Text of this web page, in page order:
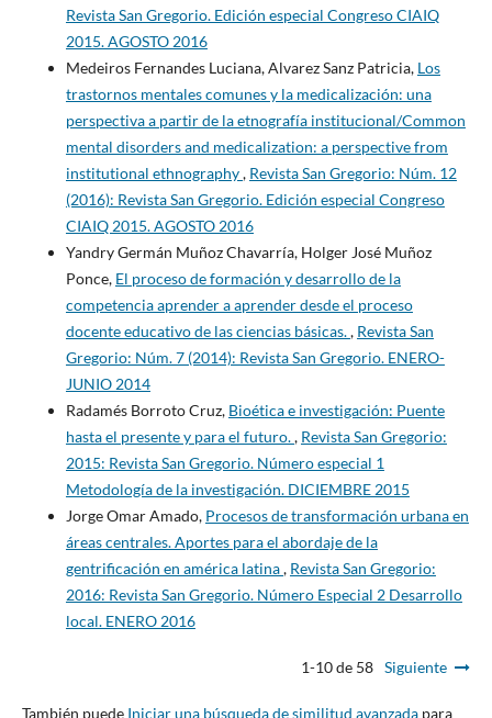
Revista San Gregorio. Edición especial Congreso CIAIQ
2015. AGOSTO 2016
Medeiros Fernandes Luciana, Alvarez Sanz Patricia, Los
trastornos mentales comunes y la medicalización: una
perspectiva a partir de la etnografía institucional/Common
mental disorders and medicalization: a perspective from
institutional ethnography, Revista San Gregorio: Núm. 12
(2016): Revista San Gregorio. Edición especial Congreso
CIAIQ 2015. AGOSTO 2016
Yandry Germán Muñoz Chavarría, Holger José Muñoz
Ponce, El proceso de formación y desarrollo de la
competencia aprender a aprender desde el proceso
docente educativo de las ciencias básicas., Revista San
Gregorio: Núm. 7 (2014): Revista San Gregorio. ENERO-
JUNIO 2014
Radamés Borroto Cruz, Bioética e investigación: Puente
hasta el presente y para el futuro., Revista San Gregorio:
2015: Revista San Gregorio. Número especial 1
Metodología de la investigación. DICIEMBRE 2015
Jorge Omar Amado, Procesos de transformación urbana en
áreas centrales. Aportes para el abordaje de la
gentrificación en américa latina, Revista San Gregorio:
2016: Revista San Gregorio. Número Especial 2 Desarrollo
local. ENERO 2016
1-10 de 58 Siguiente
También puede Iniciar una búsqueda de similitud avanzadapara